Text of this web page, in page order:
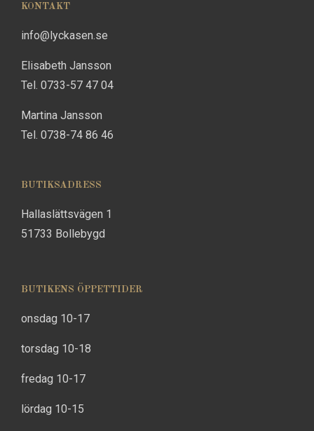
KONTAKT
info@lyckasen.se
Elisabeth Jansson
Tel. 0733-57 47 04
Martina Jansson
Tel. 0738-74 86 46
BUTIKSADRESS
Hallaslättsvägen 1
51733 Bollebygd
BUTIKENS ÖPPETTIDER
onsdag 10-17
torsdag 10-18
fredag 10-17
lördag 10-15